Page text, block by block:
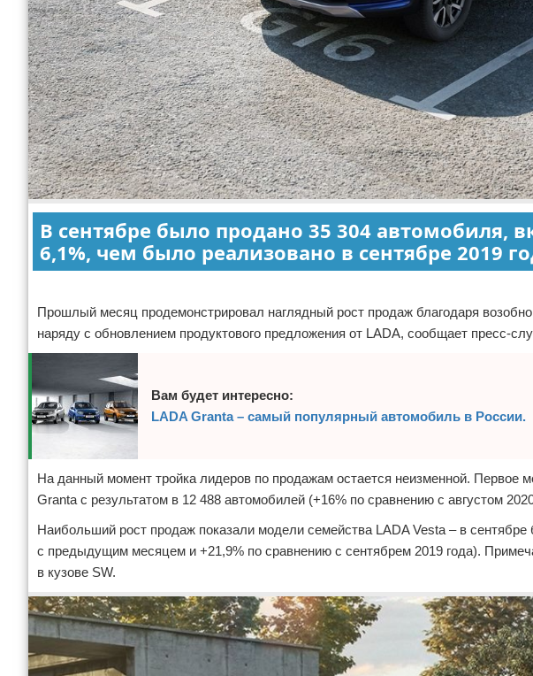
В сентябре было продано 35 304 автомобиля,
6,1%, чем было реализовано в сентябре 2019
Прошлый месяц продемонстрировал наглядный рост продаж благодаря
наряду с обновлением продуктового предложения от LADA, сообщает пресс-
Вам будет интересно:
LADA Granta – самый популярный автомобиль в России.
На данный момент тройка лидеров по продажам остается неизменной. Первое
Granta с результатом в 12 488 автомобилей (+16% по сравнению с августом
Наибольший рост продаж показали модели семейства LADA Vesta – в
с предыдущим месяцем и +21,9% по сравнению с сентябрем 2019 года).
в кузове SW.